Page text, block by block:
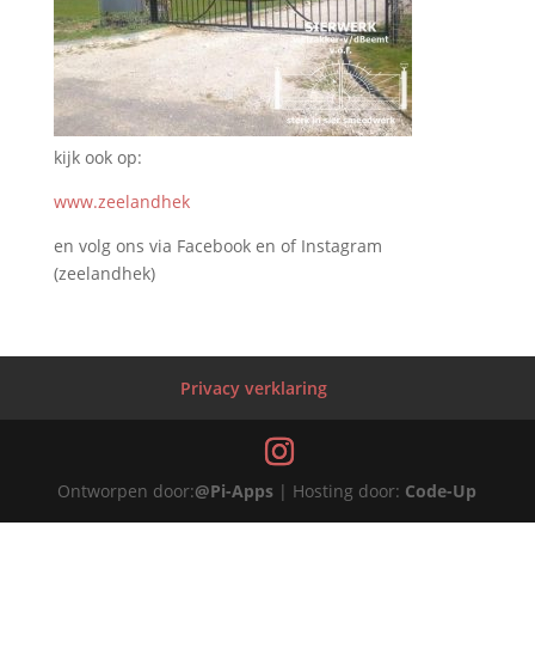
kijk ook op:
www.zeelandhek
en volg ons via Facebook en of Instagram
(zeelandhek)
Privacy verklaring
Ontworpen door:@Pi-Apps | Hosting door: Code-Up